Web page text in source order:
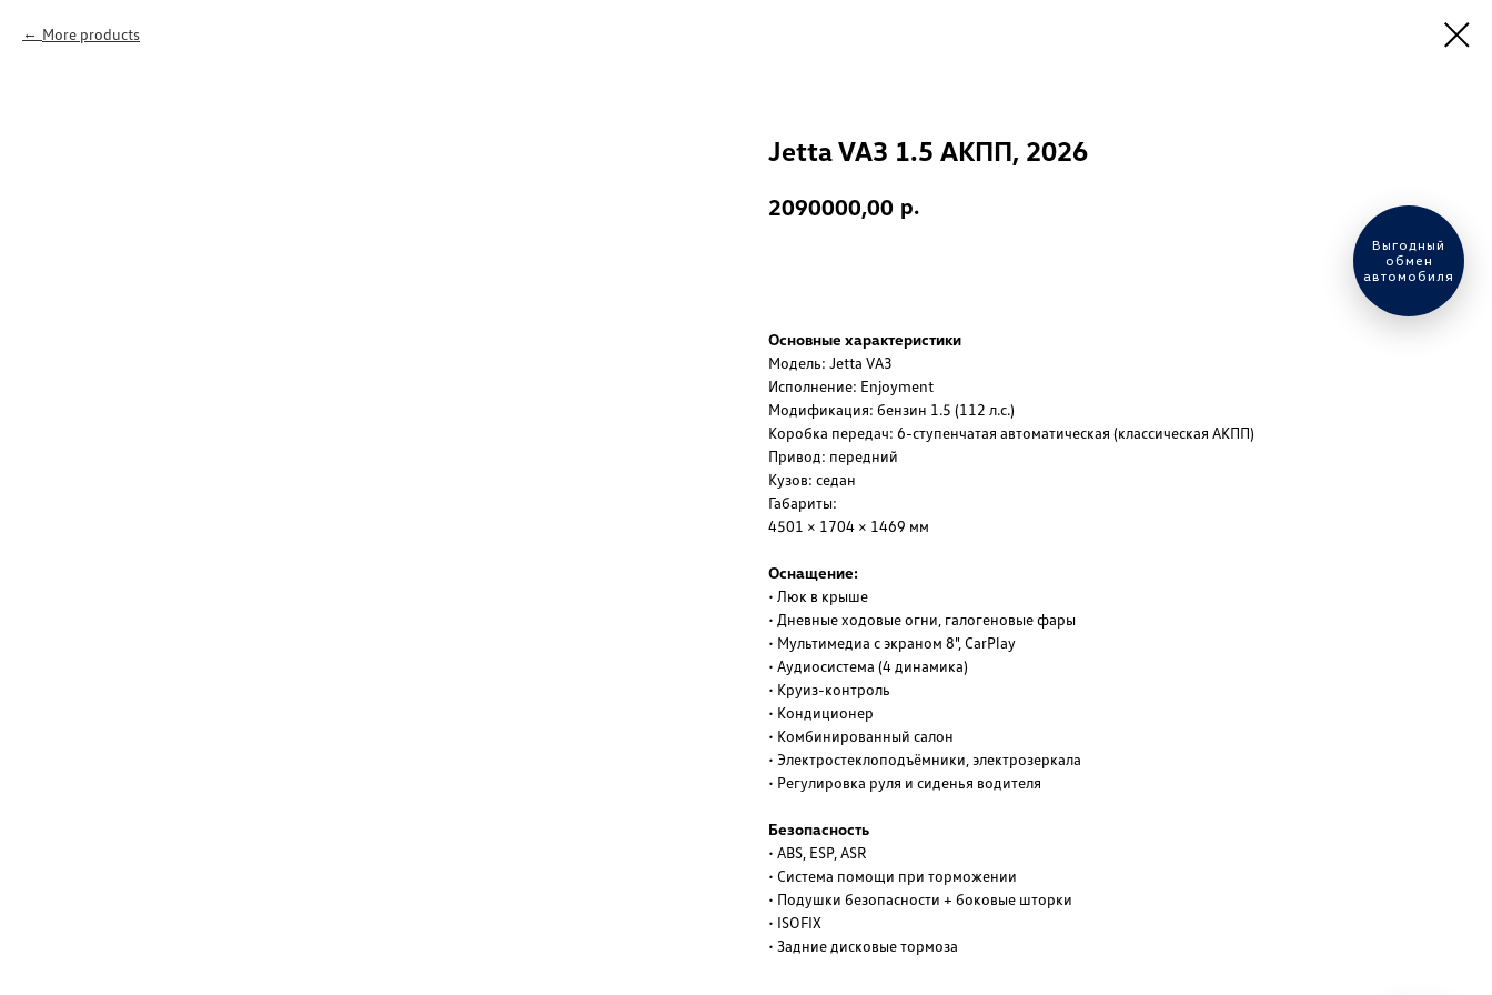
More products
Jetta VA3 1.5 АКПП, 2026
2090000,00 р.
Основные характеристики
Модель: Jetta VA3
Исполнение: Enjoyment
Модификация: бензин 1.5 (112 л.с.)
Коробка передач: 6-ступенчатая автоматическая (классическая АКПП)
Привод: передний
Кузов: седан
Габариты:
4501 × 1704 × 1469 мм
Оснащение:
• Люк в крыше
• Дневные ходовые огни, галогеновые фары
• Мультимедиа с экраном 8", CarPlay
• Аудиосистема (4 динамика)
• Круиз-контроль
• Кондиционер
• Комбинированный салон
• Электростеклоподъёмники, электрозеркала
• Регулировка руля и сиденья водителя
Безопасность
• ABS, ESP, ASR
• Система помощи при торможении
• Подушки безопасности + боковые шторки
• ISOFIX
• Задние дисковые тормоза
Оценить ваш
автомобиль?